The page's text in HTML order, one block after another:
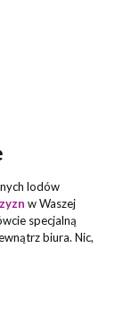
lodów
w Waszej
specjalną
biura. Nic,